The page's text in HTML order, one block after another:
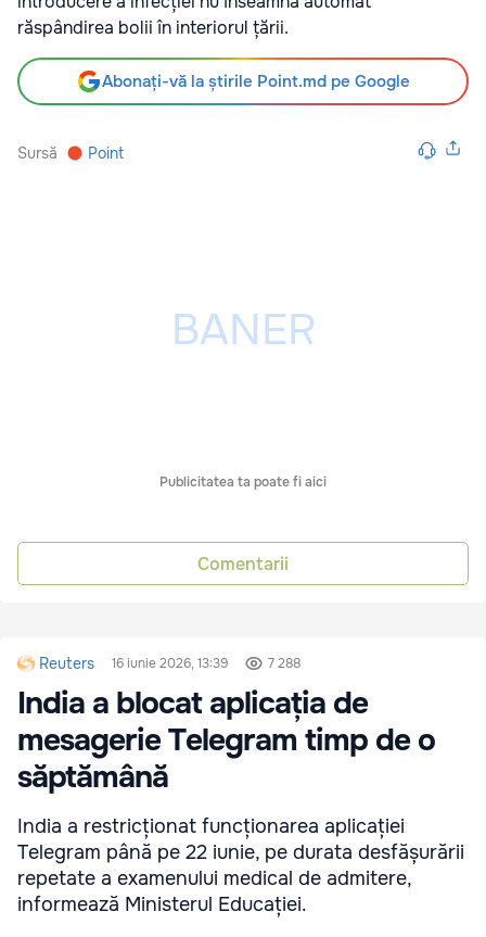
răspândirea bolii în interiorul țării.
Abonați-vă la știrile Point.md pe Google
Sursă Point
Publicitatea ta poate fi aici
Comentarii
Reuters 16 iunie 2026, 13:39 7 288
India a blocat aplicația de
mesagerie Telegram timp de o
săptămână
India a restricționat funcționarea aplicației
Telegram până pe 22 iunie, pe durata desfășurării
repetate a examenului medical de admitere,
informează Ministerul Educației.